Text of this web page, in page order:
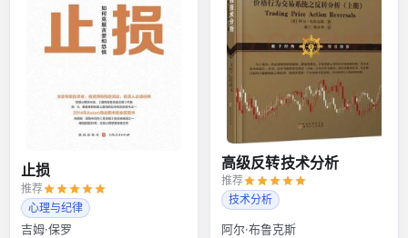
止损
推荐
心理与纪律
吉姆·保罗
高级反转技术分析
推荐
技术分析
阿尔·布鲁克斯